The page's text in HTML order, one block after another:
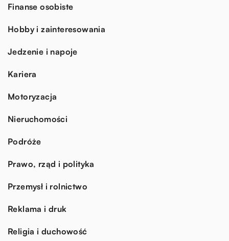
Finanse osobiste
Hobby i zainteresowania
Jedzenie i napoje
Kariera
Motoryzacja
Nieruchomości
Podróże
Prawo, rząd i polityka
Przemysł i rolnictwo
Reklama i druk
Religia i duchowość